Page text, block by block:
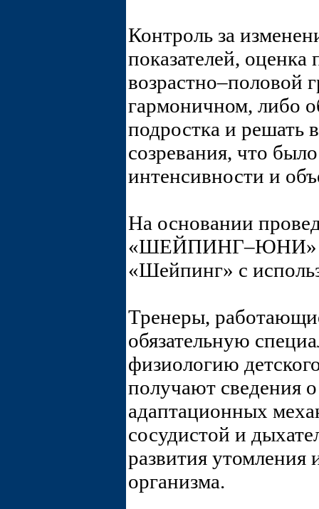
Контроль за
показателей, оценка
возрастно–половой
гармоничном, либо
подростка и решать
созревания, что
интенсивности и
На основании
«ШЕЙПИНГ–ЮНИ»
«Шейпинг» с
Тренеры,
обязательную
физиологию
получают сведения
адаптационных
сосудистой и
развития утомления
организма.